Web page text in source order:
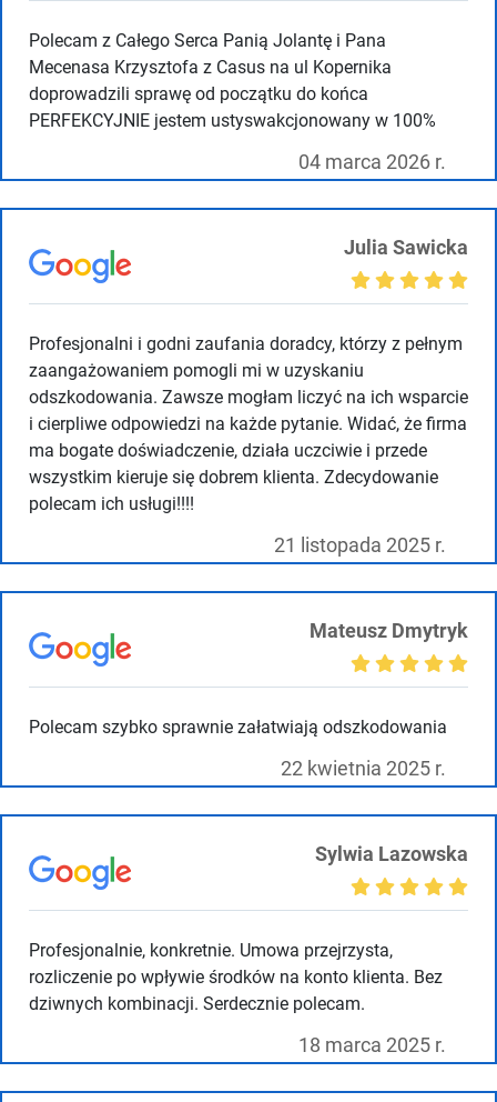
Polecam z Całego Serca Panią Jolantę i Pana
Mecenasa Krzysztofa z Casus na ul Kopernika
doprowadzili sprawę od początku do końca
PERFEKCYJNIE jestem ustyswakcjonowany w 100%
04 marca 2026 r.
Julia Sawicka
Profesjonalni i godni zaufania doradcy, którzy z pełnym
zaangażowaniem pomogli mi w uzyskaniu
odszkodowania. Zawsze mogłam liczyć na ich wsparcie
i cierpliwe odpowiedzi na każde pytanie. Widać, że firma
ma bogate doświadczenie, działa uczciwie i przede
wszystkim kieruje się dobrem klienta. Zdecydowanie
polecam ich usługi!!!!
21 listopada 2025 r.
Mateusz Dmytryk
Polecam szybko sprawnie załatwiają odszkodowania
22 kwietnia 2025 r.
Sylwia Lazowska
Profesjonalnie, konkretnie. Umowa przejrzysta,
rozliczenie po wpływie środków na konto klienta. Bez
dziwnych kombinacji. Serdecznie polecam.
18 marca 2025 r.